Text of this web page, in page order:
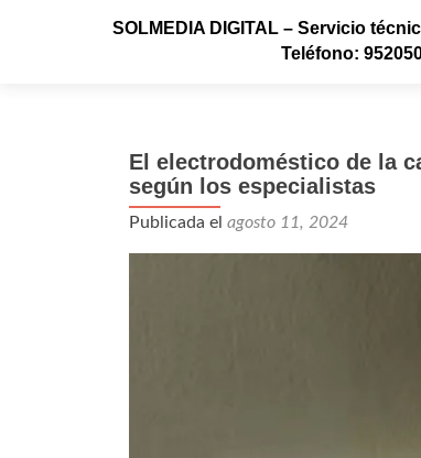
SOLMEDIA DIGITAL – Servicio
Teléfono:
El electrodoméstico de la
según los especialistas
Publicada el agosto 11, 2024